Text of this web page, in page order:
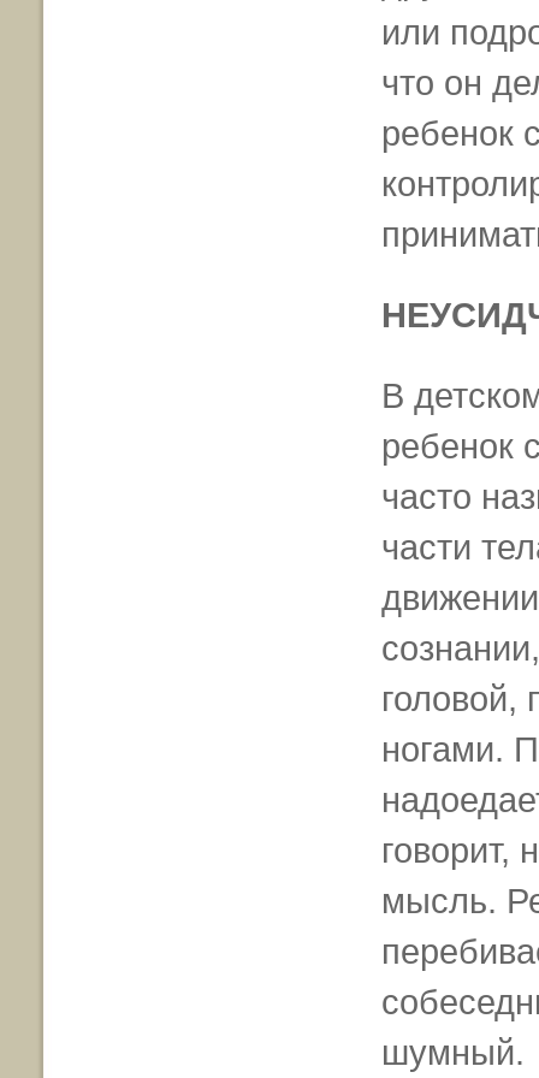
или
что он
ребенок
В
ребенок
часто
части
головой,
ногами.
говорит,
мысль.
шумный.